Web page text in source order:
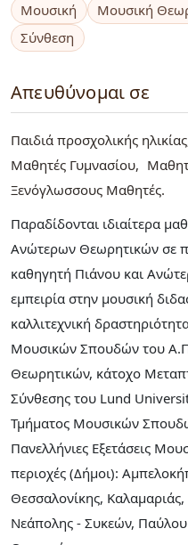
Μουσική Μουσική
Σύνθεση
Απευθύνομαι σε
Παιδιά προσχολικής ηλικίας
Μαθητές Γυμνασίου
Ξενόγλωσσους Μαθητές
Παραδίδονται ιδιαίτερα
Ανώτερων Θεωρητικών σε
καθηγητή Πιάνου και
εμπειρία στην μουσική
καλλιτεχνική
Μουσικών Σπουδών του
Θεωρητικών, κάτοχο
Σύνθεσης του Lund
Τμήματος Μουσικών
Πανελλήνιες Εξετάσεις
περιοχές (Δήμοι):
Θεσσαλονίκης,
Νεάπολης - Συκεών,